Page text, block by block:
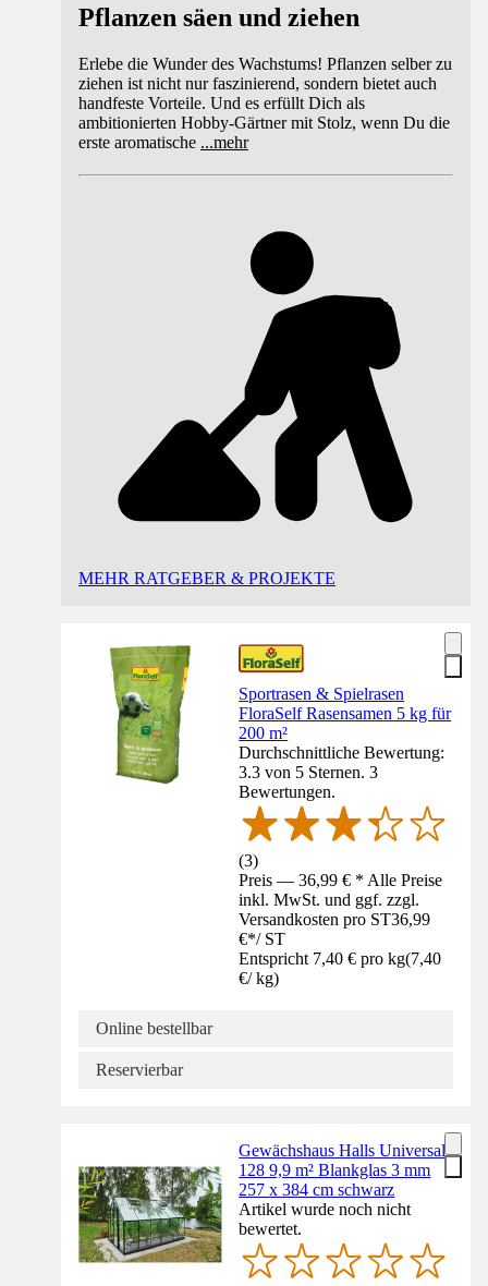
Pflanzen säen und ziehen
Erlebe die Wunder des Wachstums! Pflanzen selber zu
ziehen ist nicht nur faszinierend, sondern bietet auch
handfeste Vorteile. Und es erfüllt Dich als
ambitionierten Hobby-Gärtner mit Stolz, wenn Du die
erste aromatische ...mehr
MEHR RATGEBER & PROJEKTE
Sportrasen & Spielrasen
FloraSelf Rasensamen 5 kg für
200 m²
Durchschnittliche Bewertung:
3.3 von 5 Sternen. 3
Bewertungen.
(3)
Preis — 36,99 € * Alle Preise
inkl. MwSt. und ggf. zzgl.
Versandkosten pro ST36,99
€*/ ST
Entspricht 7,40 € pro kg(7,40
€/ kg)
Online bestellbar
Reservierbar
Gewächshaus Halls Universal
128 9,9 m² Blankglas 3 mm
257 x 384 cm schwarz
Artikel wurde noch nicht
bewertet.